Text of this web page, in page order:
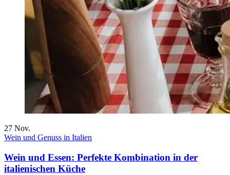
27 Nov.
Wein und Genuss in Italien
Wein und Essen: Perfekte Kombination in der
italienischen Küche